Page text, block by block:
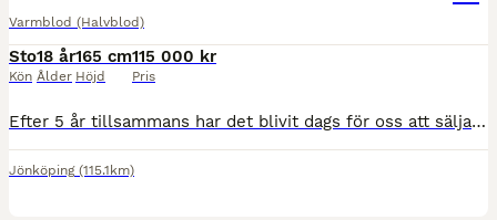
Varmblod (Halvblod)
Sto
Kön
18 år
Ålder
165 cm
Höjd
115 000 kr
Pris
Efter 5 år tillsammans har det blivit dags för oss att sälja Kralia och låta en ny ryttare utvecklas med henne. Hon är ett 18 årigt sto som alltid är trygg, snäll och okomplicerad men har mycket energ
Jönköping (115.1km)